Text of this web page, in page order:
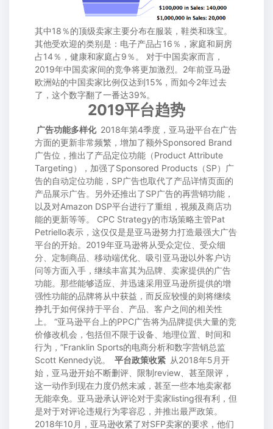
其中18％的顶级卖家主要分布在服装，鞋类和珠宝。
其他受欢迎的类别是：电子产品占16％，家庭和厨房
占14％，健康和家庭占9％。 对于中国卖家而言，
2019年中国卖家间的竞争将更加激烈。2年前亚马逊
欧洲站的中国卖家比例仅达到15%，而如今2年过去
了，这个数字翻了一番达39%。
2019平台趋势
广告功能多样化 2018年第4季度，亚马逊平台在广告
方面的更新非常频繁，增加了额外Sponsored Brand
广告位，推出了产品定位功能（Product Attribute
Targeting），加强了Sponsored Products（SP）广
告的自动定位功能，SP广告也取代了产品详情页面的
产品展示广告。另外还推出了SP广告的再营销功能，
以及对Amazon DSP平台进行了重组，视频及商店功
能的更新等等。 CPC Strategy的市场策略主管Pat
Petriello表示，这仅仅是是亚马逊努力打造最强大广告
平台的开始。2019年亚马逊将从受众定位、受众细
分、定制商品、移动端优化、吸引亚马逊以外客户访
问等方面入手，继续丰富其为品牌、卖家提供的广告
功能。那些能够适应、并迅速采用亚马逊所提供的增
强性功能的品牌将从中获益，而反应较慢的则将继续
挣扎于如何保持于平台、产品、客户之间的相关性
上。 “亚马逊平台上的PPC广告将为品牌提供大量的竞
价修改机会，包括但不限于设备、地理位置、时间和
行为，”Franklin Sports的电商分析和数字营销总监
Scott Kennedy说。
平台政策收紧 从2018年5月开
始，亚马逊开始不断删评、限制review、甚至限评，
这一动作到现在力度仍然未减，甚至一些本地卖家都
无能幸免。亚马逊承认评论对于卖家listing很有利，但
是对于对评论违规行为零容忍，并推出最严政策。
2018年10月，亚马逊收紧了对SFP卖家的要求，他们